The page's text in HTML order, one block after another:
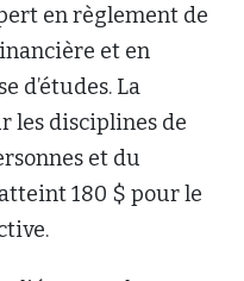
en règlement de
et en
d’études. La
les disciplines de
et du
180 $ pour le